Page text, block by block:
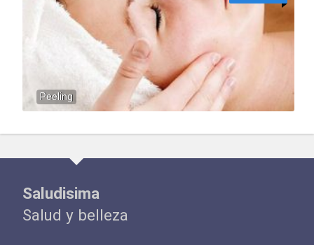
Peeling
Saludisima
Salud y belleza